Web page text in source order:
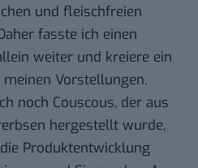
und fleischfreien
fasste ich einen
weiter und kreiere ein
Vorstellungen.
noch Couscous, der aus
hergestellt wurde,
Produktentwicklung